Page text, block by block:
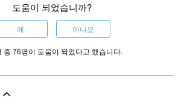
도움이 되었습니까?
예 아니요
중 76명이 도움이 되었다고 했습니다.